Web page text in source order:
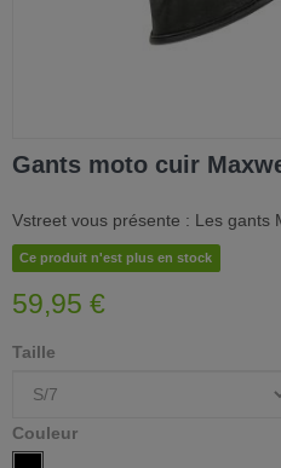
Gants moto cuir
Vstreet vous présente : Les gants
Ce produit n'est plus en stock
59,95 €
Taille
Couleur